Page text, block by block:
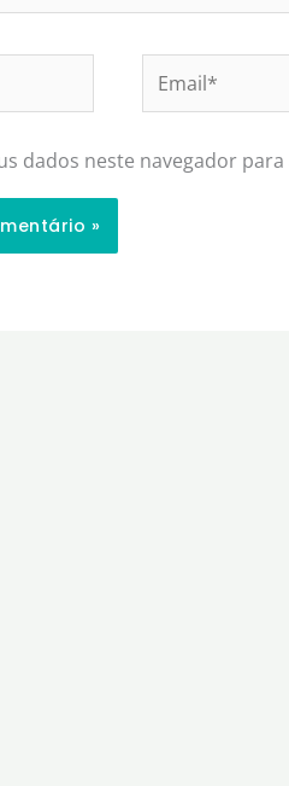
Email*
dados neste navegador